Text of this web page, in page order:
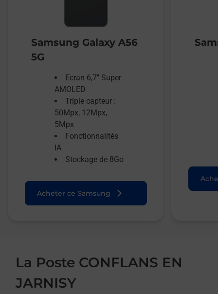
Samsung Galaxy A56
5G
Ecran 6,7’’ Super
AMOLED
Triple capteur :
50Mpx, 12Mpx,
5Mpx
Fonctionnalités
IA
Stockage de 8Go
Acheter ce Samsung
La Poste CONFLANS EN
JARNISY